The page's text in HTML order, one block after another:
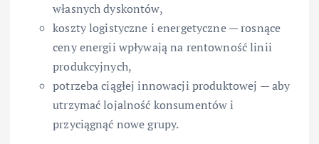
własnych dyskontów,
koszty logistyczne i energetyczne — rosnące
ceny energii wpływają na rentowność linii
produkcyjnych,
potrzeba ciągłej innowacji produktowej — aby
utrzymać lojalność konsumentów i
przyciągnąć nowe grupy.